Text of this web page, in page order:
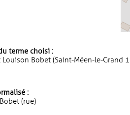
terme choisi :
Louison Bobet (Saint-Méen-le-Grand
:
(rue)